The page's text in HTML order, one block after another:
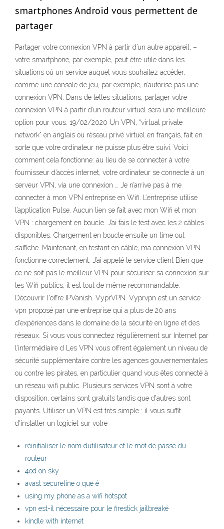
smartphones Android vous permettent de
partager
Partager votre connexion VPN à partir d’un autre appareil; –
votre smartphone, par exemple, peut être utile dans les
situations où un service auquel vous souhaitez accéder,
comme une console de jeu, par exemple, n’autorise pas une
connexion VPN. Dans de telles situations, partager votre
connexion VPN à partir d’un routeur virtuel sera une meilleure
option pour vous. 19/02/2020 Un VPN, “virtual private
network” en anglais ou réseau privé virtuel en français, fait en
sorte que votre ordinateur ne puisse plus être suivi. Voici
comment cela fonctionne: au lieu de se connecter à votre
fournisseur d’accès internet, votre ordinateur se connecte à un
serveur VPN, via une connexion … Je n’arrive pas à me
connecter à mon VPN entreprise en Wifi. L’entreprise utilise
l’application Pulse. Aucun lien se fait avec mon Wifi et mon
VPN : chargement en boucle. J’ai fais le test avec les 2 câbles
disponibles. Chargement en boucle ensuite un time out
s’affiche. Maintenant, en testant en câble, ma connexion VPN
fonctionne correctement. J’ai appelé le service client Bien que
ce ne soit pas le meilleur VPN pour sécuriser sa connexion sur
les Wifi publics, il est tout de même recommandable.
Découvrir l'offre IPVanish. VyprVPN. Vyprvpn est un service
vpn proposé par une entreprise qui a plus de 20 ans
d’expériences dans le domaine de la sécurité en ligne et des
réseaux. Si vous vous connectez régulièrement sur Internet par
l’intermédiaire d Les VPN vous offrent également un niveau de
sécurité supplémentaire contre les agences gouvernementales
ou contre les pirates, en particulier quand vous êtes connecté à
un réseau wifi public. Plusieurs services VPN sont à votre
disposition, certains sont gratuits tandis que d'autres sont
payants. Utiliser un VPN est très simple : il vous suffit
d'installer un logiciel sur votre
réinitialiser le nom dutilisateur et le mot de passe du
routeur
4od on sky
avast secureline o que é
using my phone as a wifi hotspot
vpn est-il nécessaire pour le firestick jailbreaké
kindle with internet